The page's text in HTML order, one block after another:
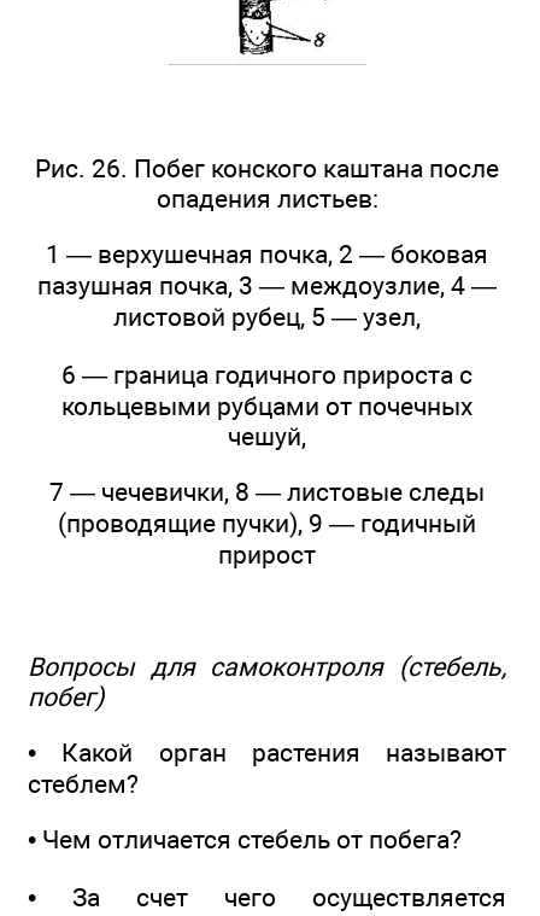
Рис. 26. Побег конского каштана после
опадения листьев:
1 — верхушечная почка, 2 — боковая
пазушная почка, 3 — междоузлие, 4 —
листовой рубец, 5 — узел,
6 — граница годичного прироста с
кольцевыми рубцами от почечных
чешуй,
7 — чечевички, 8 — листовые следы
(проводящие пучки), 9 — годичный
прирост
Вопросы для самоконтроля (стебель,
побег)
• Какой орган растения называют
стеблем?
• Чем отличается стебель от побега?
• За счет чего осуществляется